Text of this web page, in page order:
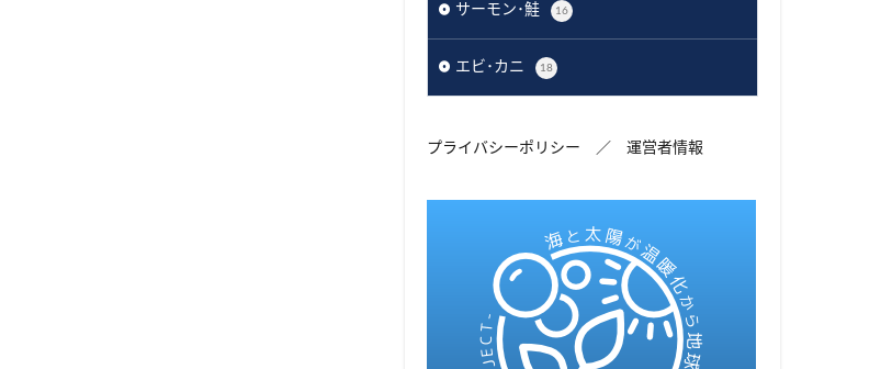
サーモン･鮭 16
エビ･カニ 18
プライバシーポリシー ／ 運営者情報